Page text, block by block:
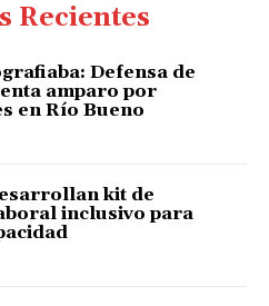
Recientes
Defensa de
amparo por
en Río Bueno
kit de
inclusivo para